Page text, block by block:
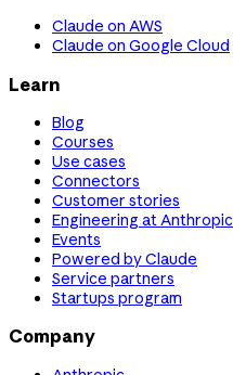
Claude on AWS
Claude on Google Cloud
Learn
Blog
Courses
Use cases
Connectors
Customer stories
Engineering at Anthropic
Events
Powered by Claude
Service partners
Startups program
Company